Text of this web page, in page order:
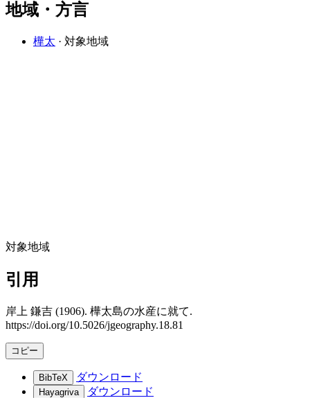
地域・方言
樺太 · 対象地域
対象地域
引用
岸上 鎌吉 (1906). 樺太島の水産に就て.
https://doi.org/10.5026/jgeography.18.81
コピー
BibTeX ダウンロード
Hayagriva ダウンロード